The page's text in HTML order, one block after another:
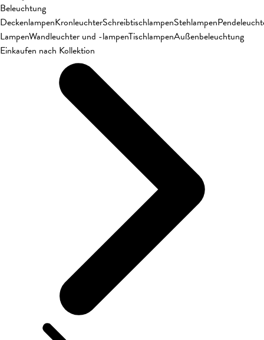
Beleuchtung
DeckenlampenKronleuchterSchreibtischlampenStehlampen
LampenWandleuchter und -lampenTischlampenAußenbeleuchtung
Einkaufen nach Kollektion